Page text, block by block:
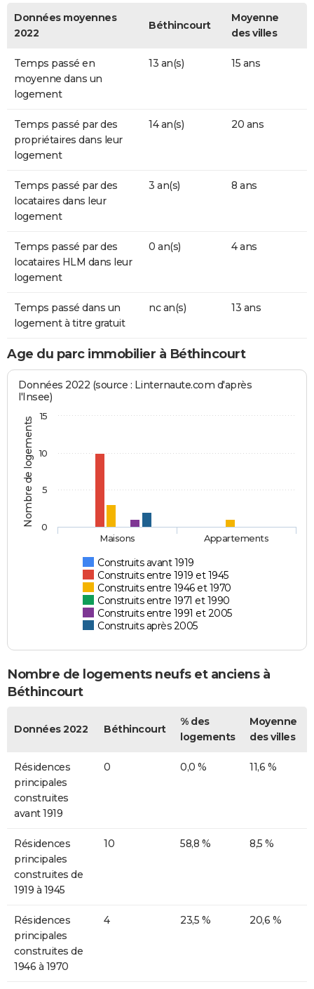
Données moyennes
2022
Béthincourt
Moyenne
des villes
Temps passé en
moyenne dans un
logement
13 an(s) 15 ans
Temps passé par des
propriétaires dans leur
logement
14 an(s) 20 ans
Temps passé par des
locataires dans leur
logement
3 an(s) 8 ans
Temps passé par des
locataires HLM dans leur
logement
0 an(s) 4 ans
Temps passé dans un
logement à titre gratuit
nc an(s) 13 ans
Age du parc immobilier à Béthincourt
Nombre de logements
Données 2022 (source : Linternaute.com d'après
l'Insee)
Construits avant 1919
Construits entre 1919 et 1945
Construits entre 1946 et 1970
Construits entre 1971 et 1990
Construits entre 1991 et 2005
Construits après 2005
Maisons Appartements
0
5
10
15
Nombre de logements neufs et anciens à
Béthincourt
Données 2022 Béthincourt
% des
logements
Moyenne
des villes
Résidences
principales
construites
avant 1919
0 0,0 % 11,6 %
Résidences
principales
construites de
1919 à 1945
10 58,8 % 8,5 %
Résidences
principales
construites de
1946 à 1970
4 23,5 % 20,6 %